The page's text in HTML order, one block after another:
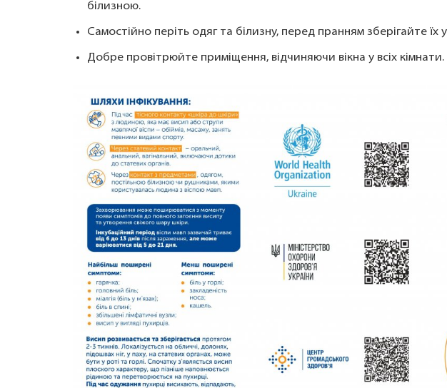
білизною.
Самостійно періть одяг та білизну, перед пранням зберігайте їх
Добре провітрюйте приміщення, відчиняючи вікна у всіх кімнати.